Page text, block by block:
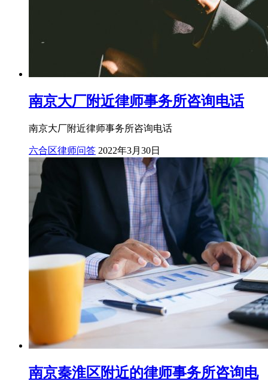
南京大厂附近律师事务所咨询电话
南京大厂附近律师事务所咨询电话
六合区律师问答 2022年3月30日
南京秦淮区附近的律师事务所咨询电